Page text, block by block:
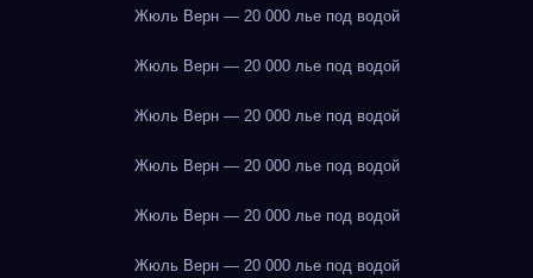
Жюль Верн — 20 000 лье под водой
Жюль Верн — 20 000 лье под водой
Жюль Верн — 20 000 лье под водой
Жюль Верн — 20 000 лье под водой
Жюль Верн — 20 000 лье под водой
Жюль Верн — 20 000 лье под водой